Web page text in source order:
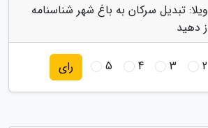
تبدیل سرکان به باغ شهر شناسنامه
دهید
2
3
4
5 رای